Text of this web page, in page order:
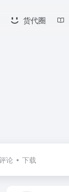
货代圈
论 下载